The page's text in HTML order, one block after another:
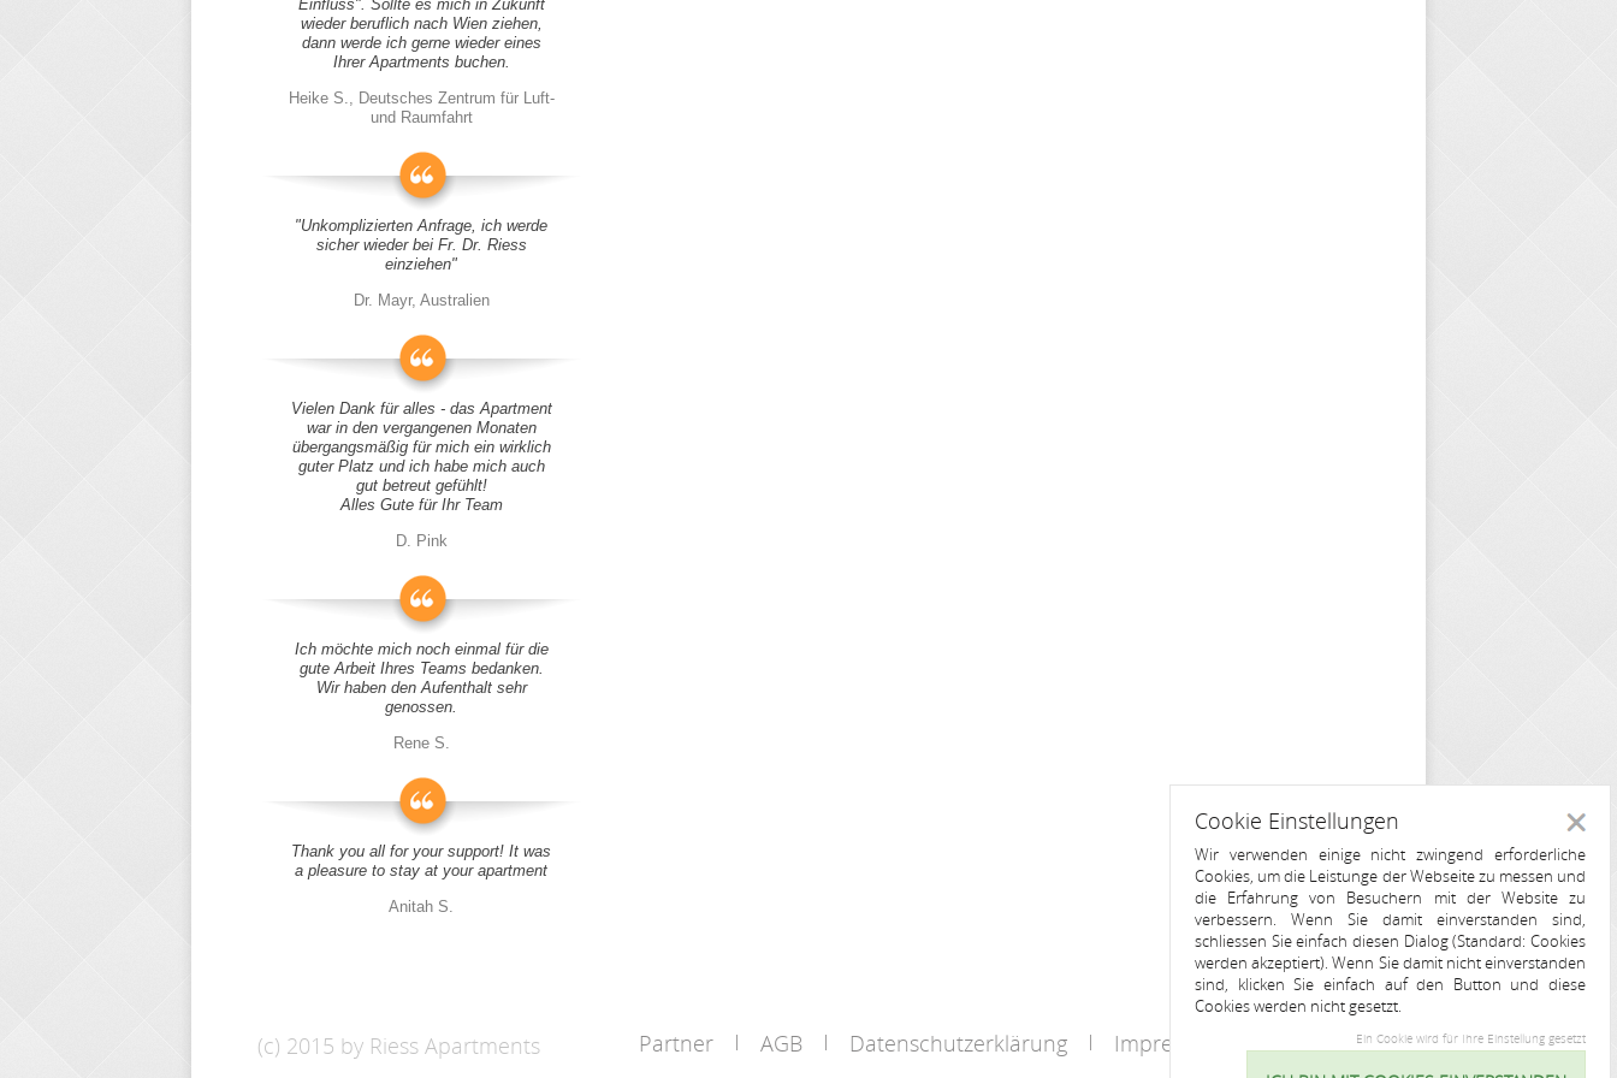
Einfluss". Sollte es mich in Zukunft
wieder beruflich nach Wien ziehen,
dann werde ich gerne wieder eines
Ihrer Apartments buchen.
Heike S., Deutsches Zentrum für Luft-
und Raumfahrt
"Unkomplizierten Anfrage, ich werde
sicher wieder bei Fr. Dr. Riess
einziehen"
Dr. Mayr, Australien
Vielen Dank für alles - das Apartment
war in den vergangenen Monaten
übergangsmäßig für mich ein wirklich
guter Platz und ich habe mich auch
gut betreut gefühlt!
Alles Gute für Ihr Team
D. Pink
Ich möchte mich noch einmal für die
gute Arbeit Ihres Teams bedanken.
Wir haben den Aufenthalt sehr
genossen.
Rene S.
Thank you all for your support! It was
a pleasure to stay at your apartment
Anitah S.
(c) 2015 by Riess Apartments Partner AGB Datenschutzerklärung Impressum Kontakt
Cookie Einstellungen
Wir verwenden einige nicht zwingend erforderliche
Cookies, um die Leistunge der Webseite zu messen und
die Erfahrung von Besuchern mit der Website zu
verbessern. Wenn Sie damit einverstanden sind,
schliessen Sie einfach diesen Dialog (Standard: Cookies
werden akzeptiert). Wenn Sie damit nicht einverstanden
sind, klicken Sie einfach auf den Button und diese
Cookies werden nicht gesetzt.
Ein Cookie wird für Ihre Einstellung gesetzt